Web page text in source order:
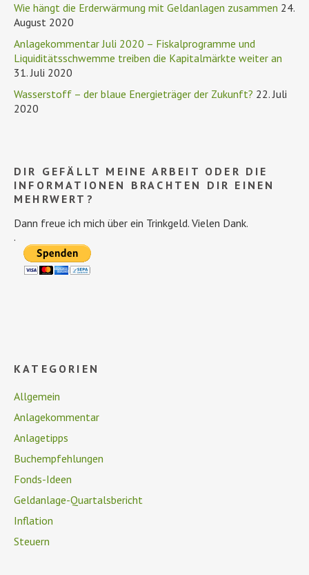
Wie hängt die Erderwärmung mit Geldanlagen zusammen 24.
August 2020
Anlagekommentar Juli 2020 – Fiskalprogramme und
Liquiditätsschwemme treiben die Kapitalmärkte weiter an
31. Juli 2020
Wasserstoff – der blaue Energieträger der Zukunft? 22. Juli
2020
DIR GEFÄLLT MEINE ARBEIT ODER DIE
INFORMATIONEN BRACHTEN DIR EINEN
MEHRWERT?
Dann freue ich mich über ein Trinkgeld. Vielen Dank.
.
KATEGORIEN
Allgemein
Anlagekommentar
Anlagetipps
Buchempfehlungen
Fonds-Ideen
Geldanlage-Quartalsbericht
Inflation
Steuern